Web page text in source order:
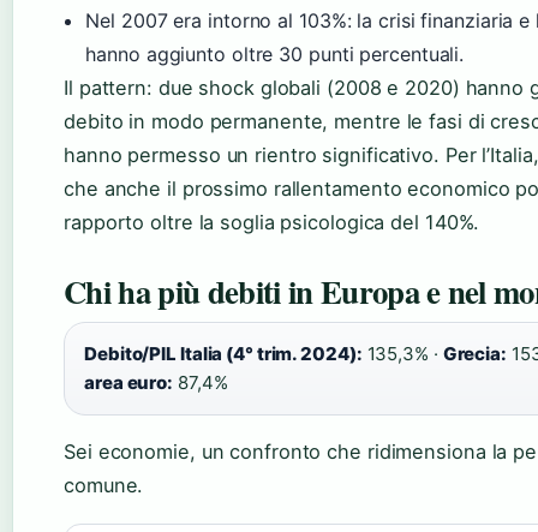
Nel 2007 era intorno al 103%: la crisi finanziaria e
hanno aggiunto oltre 30 punti percentuali.
Il pattern: due shock globali (2008 e 2020) hanno
debito in modo permanente, mentre le fasi di
hanno permesso un rientro significativo. Per
che anche il prossimo rallentamento economico
rapporto oltre la soglia psicologica del 140%.
Chi ha più debiti in Europa e nel
Debito/PIL Italia (4° trim. 2024): 135,3% · Grecia:
area euro: 87,4%
Sei economie, un confronto che ridimensiona la
comune.